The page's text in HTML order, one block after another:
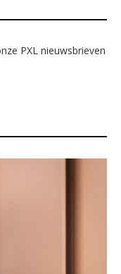
PXL nieuwsbrieven